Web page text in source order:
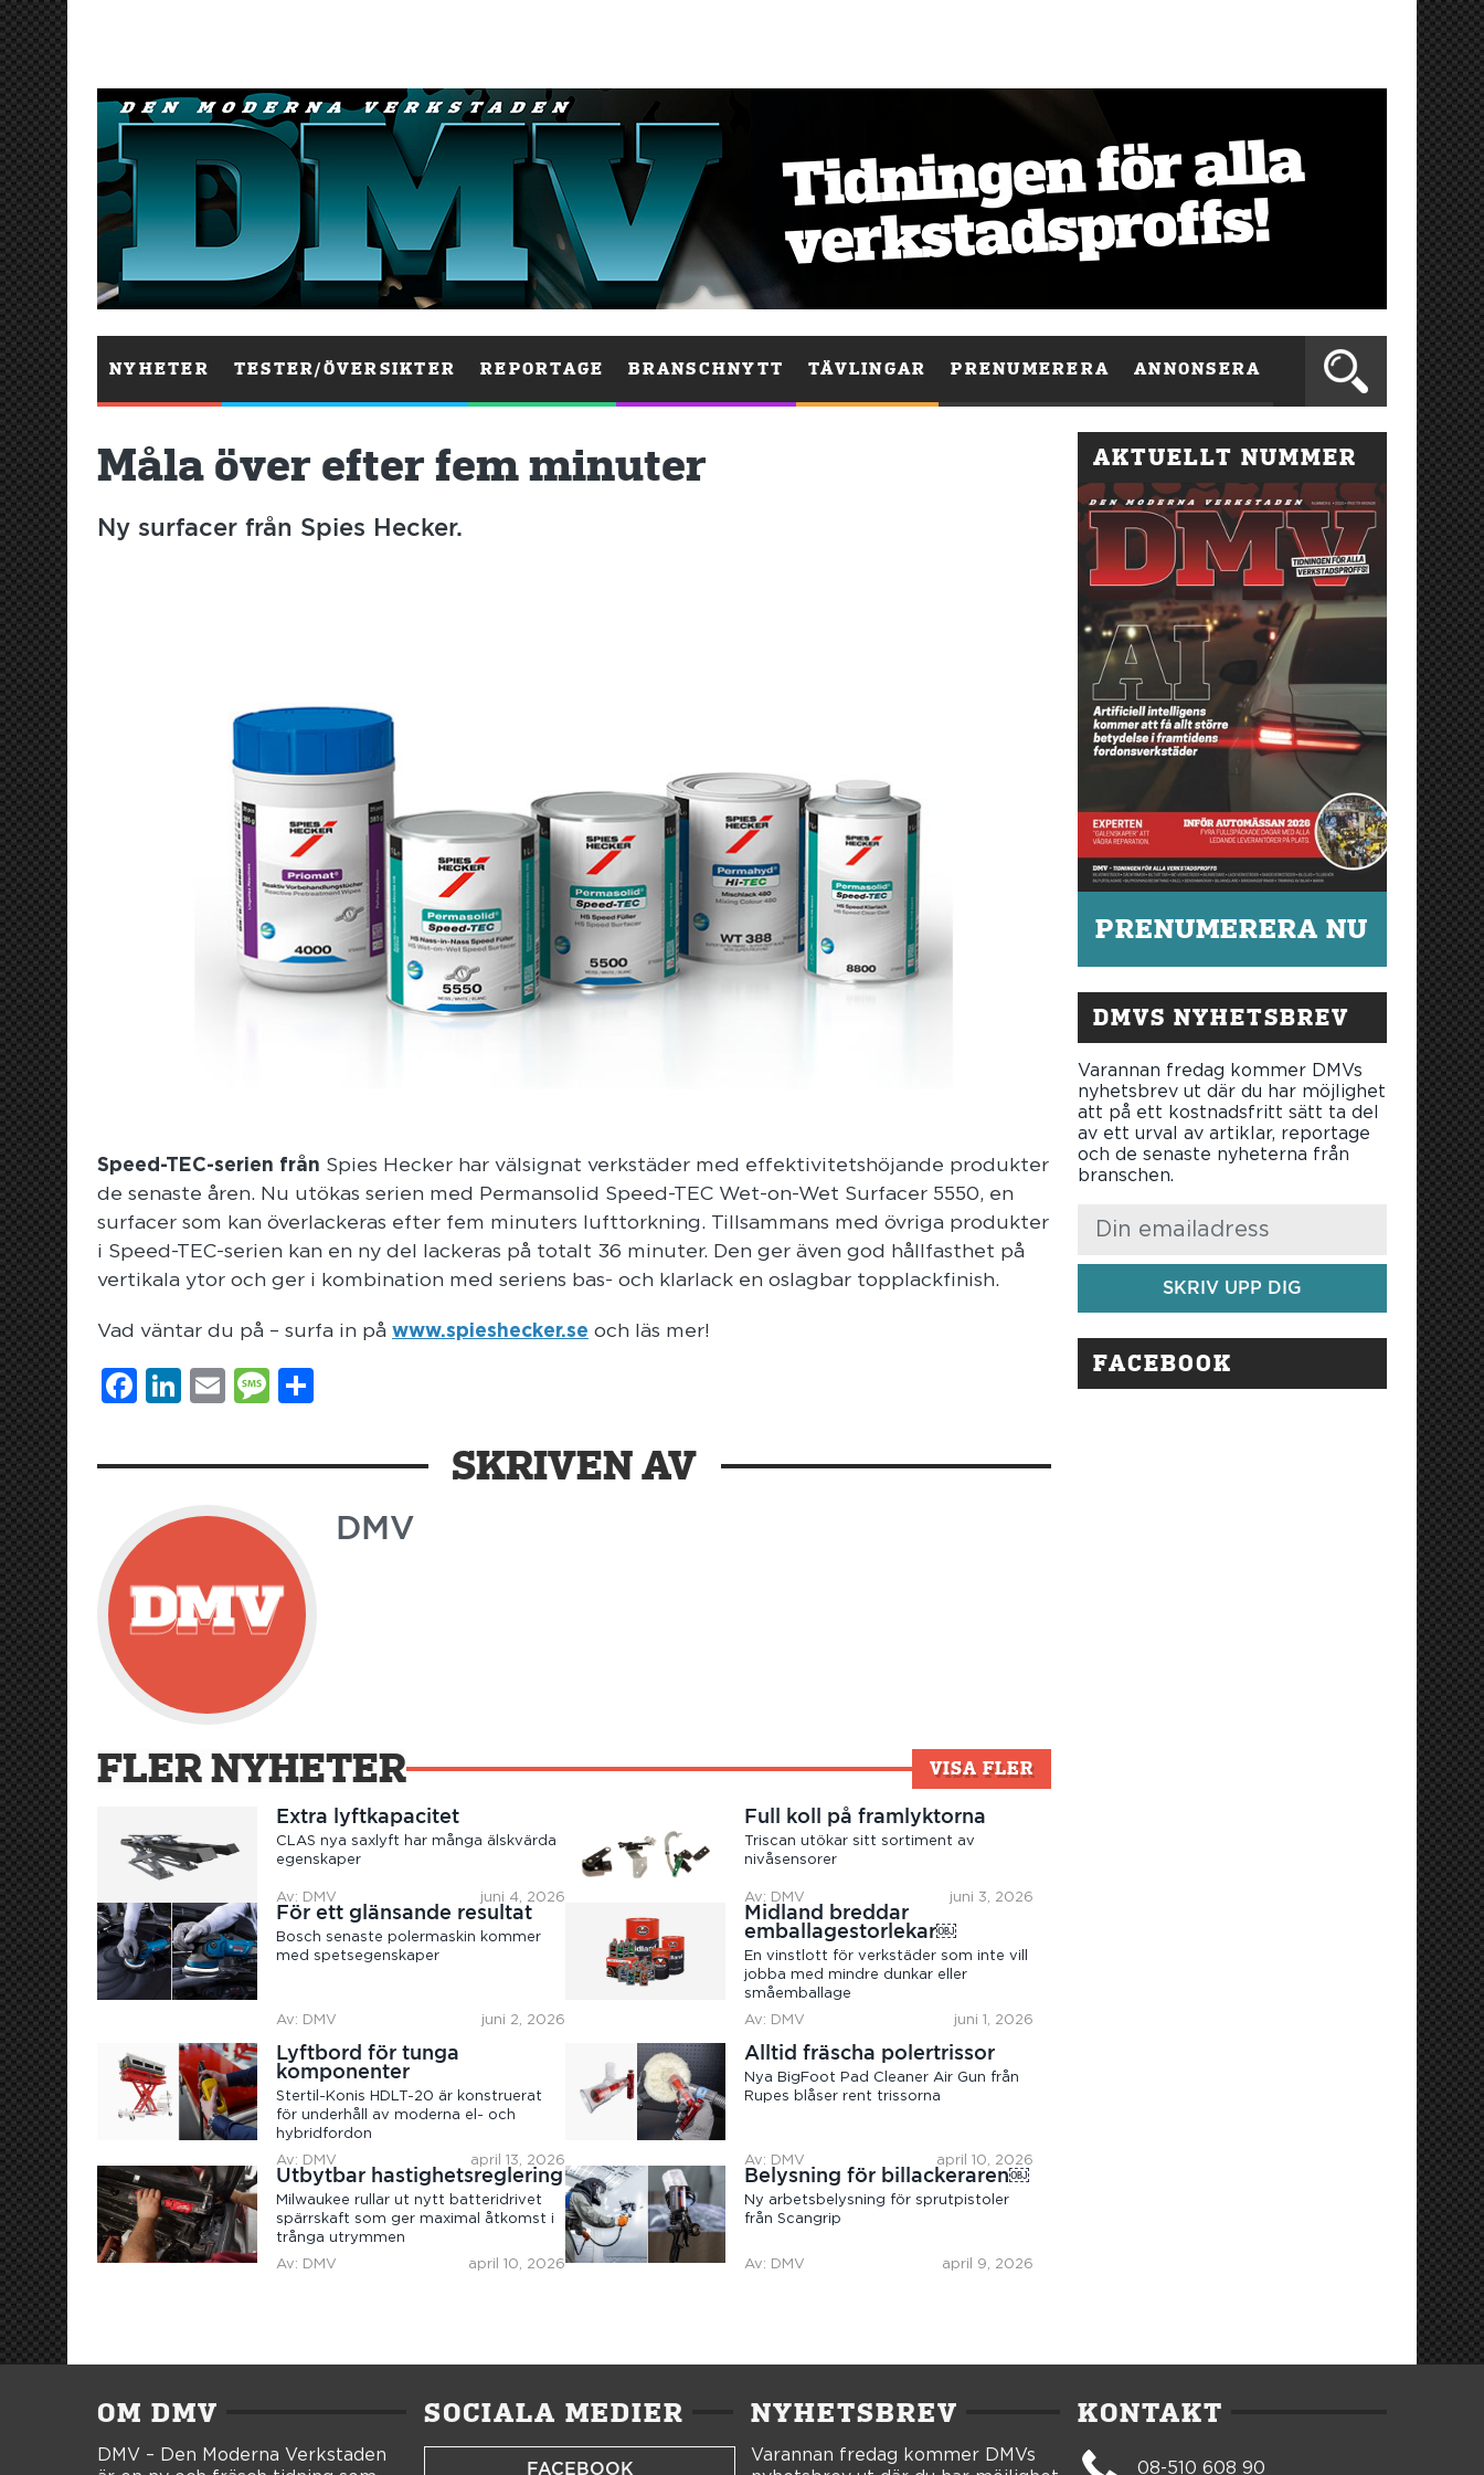
NYHETER TESTER/ÖVERSIKTER REPORTAGE BRANSCHNYTT TÄVLINGAR PRENUMERERA ANNONSERA
Måla över efter fem minuter
Ny surfacer från Spies Hecker.
Speed-TEC-serien från Spies Hecker har välsignat verkstäder med effektivitetshöjande produkter
de senaste åren. Nu utökas serien med Permansolid Speed-TEC Wet-on-Wet Surfacer 5550, en
surfacer som kan överlackeras efter fem minuters lufttorkning. Tillsammans med övriga produkter
i Speed-TEC-serien kan en ny del lackeras på totalt 36 minuter. Den ger även god hållfasthet på
vertikala ytor och ger i kombination med seriens bas- och klarlack en oslagbar topplackfinish.
Vad väntar du på – surfa in på www.spieshecker.se och läs mer!
Facebook
LinkedIn
EmailMessage
SKRIVEN AV
DMV
FLER NYHETER VISA FLER
Extra lyftkapacitet
CLAS nya saxlyft har många älskvärda
egenskaper
Av: DMV juni 4, 2026
Full koll på framlyktorna
Triscan utökar sitt sortiment av
nivåsensorer
Av: DMV juni 3, 2026
För ett glänsande resultat
Bosch senaste polermaskin kommer
med spetsegenskaper
Av: DMV juni 2, 2026
Midland breddar
emballagestorlekar￼
En vinstlott för verkstäder som inte vill
jobba med mindre dunkar eller
småemballage
Av: DMV
juni 1, 2026
Lyftbord för tunga
komponenter
Stertil-Konis HDLT-20 är konstruerat
för underhåll av moderna el- och
hybridfordon
Av: DMV
april 13, 2026
Alltid fräscha polertrissor
Nya BigFoot Pad Cleaner Air Gun från
Rupes blåser rent trissorna
Av: DMV april 10, 2026
Utbytbar hastighetsreglering
Milwaukee rullar ut nytt batteridrivet
spärrskaft som ger maximal åtkomst i
trånga utrymmen
Av: DMV
april 10, 2026
Belysning för billackeraren￼
Ny arbetsbelysning för sprutpistoler
från Scangrip
Av: DMV april 9, 2026
AKTUELLT NUMMER
PRENUMERERA NU
DMVS NYHETSBREV
Varannan fredag kommer DMVs
nyhetsbrev ut där du har möjlighet
att på ett kostnadsfritt sätt ta del
av ett urval av artiklar, reportage
och de senaste nyheterna från
branschen.
SKRIV UPP DIG
FACEBOOK
OM DMV
DMV – Den Moderna Verkstaden
SOCIALA MEDIER
FACEBOOK
NYHETSBREV
Varannan fredag kommer DMVs
KONTAKT
08-510 608 90